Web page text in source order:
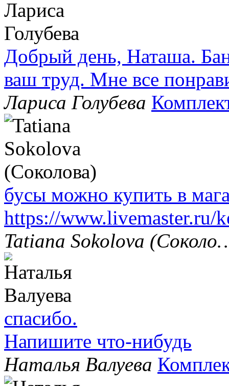
Добрый день, Наташа.
ваш труд. Мне все
Лариса Голубева
бусы можно купить в
https://www.livemaster.ru/
Tatiana Sokolova
спасибо.
Напишите что-нибудь
Наталья Валуева